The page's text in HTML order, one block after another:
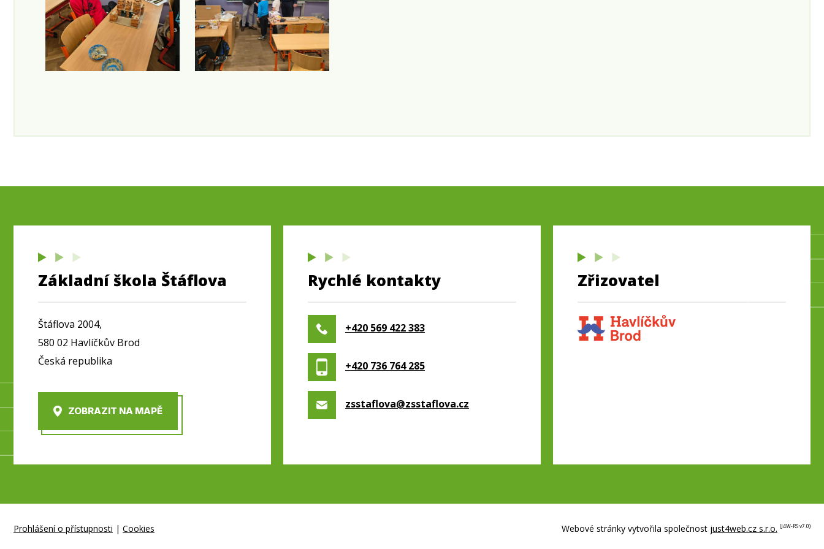
Základní škola Štáflova
Štáflova 2004,
580 02 Havlíčkův Brod
Česká republika
ZOBRAZIT NA MAPĚ
Rychlé kontakty
+420 569 422 383
+420 736 764 285
zsstaflova@zsstaflova.cz
Zřizovatel
Prohlášení o přístupnosti | Cookies Webové stránky vytvořila společnost just4web.cz s.r.o. (J4W-RS v7.0)